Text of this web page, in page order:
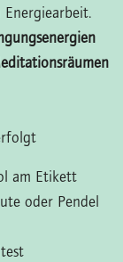
am Etikett
oder Pendel